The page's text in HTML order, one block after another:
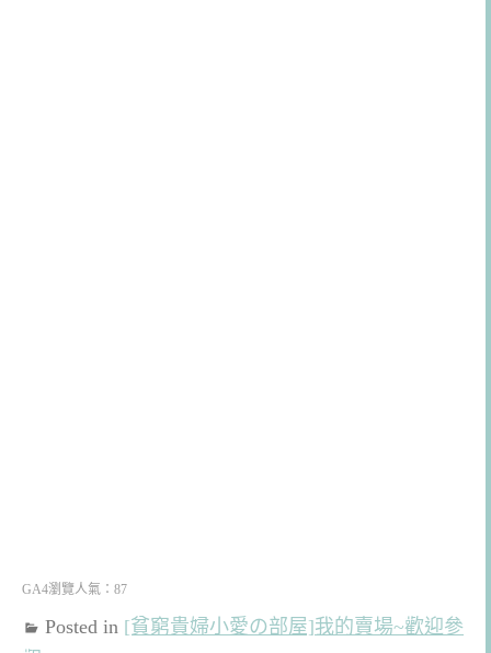
GA4瀏覽人氣：87
Posted in [貧窮貴婦小愛の部屋]我的賣場~歡迎參